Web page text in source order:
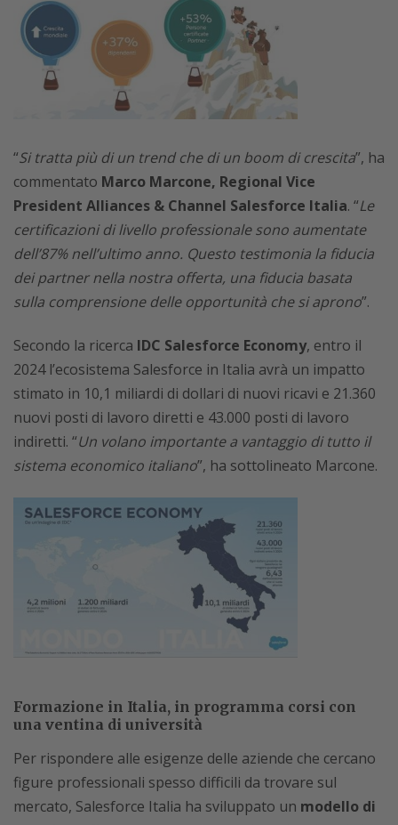
“Si tratta più di un trend che di un boom di crescita”, ha
commentato Marco Marcone, Regional Vice
President Alliances & Channel Salesforce Italia. “Le
certificazioni di livello professionale sono aumentate
dell’87% nell’ultimo anno. Questo testimonia la fiducia
dei partner nella nostra offerta, una fiducia basata
sulla comprensione delle opportunità che si aprono”.
Secondo la ricerca IDC Salesforce Economy, entro il
2024 l’ecosistema Salesforce in Italia avrà un impatto
stimato in 10,1 miliardi di dollari di nuovi ricavi e 21.360
nuovi posti di lavoro diretti e 43.000 posti di lavoro
indiretti. “Un volano importante a vantaggio di tutto il
sistema economico italiano”, ha sottolineato Marcone.
Formazione in Italia, in programma corsi con
una ventina di università
Per rispondere alle esigenze delle aziende che cercano
figure professionali spesso difficili da trovare sul
mercato, Salesforce Italia ha sviluppato un modello di